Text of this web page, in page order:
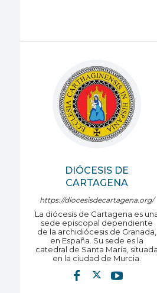
DIÓCESIS DE
CARTAGENA
https://diocesisdecartagena.org/
La diócesis de Cartagena es
sede episcopal dependiente
de la archidiócesis de Granada,
en España. Su sede es la
catedral de Santa María, situada
en la ciudad de Murcia.